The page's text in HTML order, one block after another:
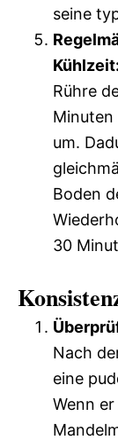
seine
Kühlzeit:
Rühre
Minuten
um.
Boden
30
Nach
eine
Wenn